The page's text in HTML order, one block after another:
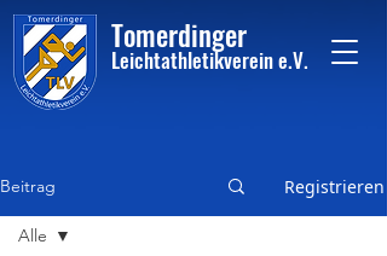
Tomerdinger
Leichtathletikvereine.V.
Beitrag Registrieren
Alle